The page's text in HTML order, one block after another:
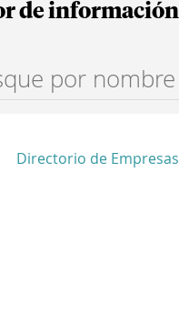
de información
Directorio de Empresas